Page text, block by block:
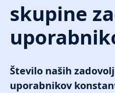
skupine
Število naših
uporabnikov